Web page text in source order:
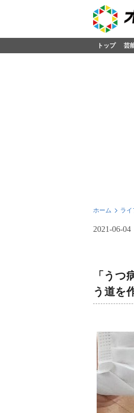
トップ 芸
ホーム ライ
2021-06-04
「うつ
う道を